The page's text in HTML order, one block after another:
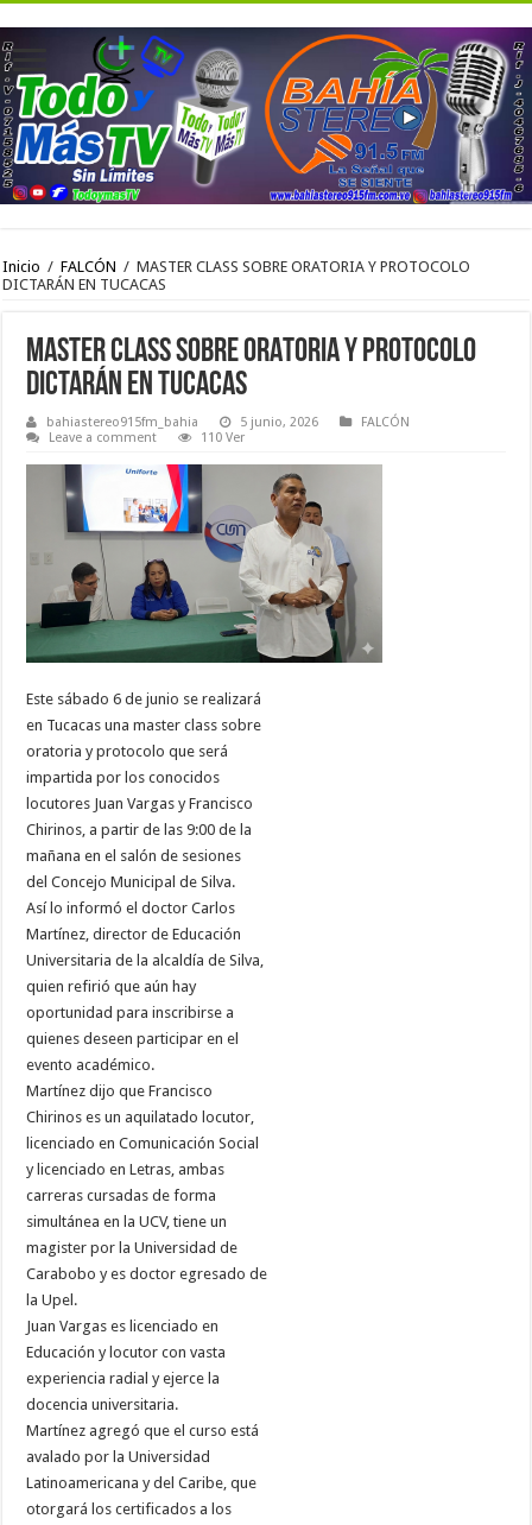
Inicio / FALCÓN / MASTER CLASS SOBRE ORATORIA Y PROTOCOLO
DICTARÁN EN TUCACAS
MASTER CLASS SOBRE ORATORIA Y PROTOCOLO
DICTARÁN EN TUCACAS
bahiastereo915fm_bahia 5 junio, 2026
FALCÓN
Leave a comment
110 Ver
Este sábado 6 de junio se realizará
en Tucacas una master class sobre
oratoria y protocolo que será
impartida por los conocidos
locutores Juan Vargas y Francisco
Chirinos, a partir de las 9:00 de la
mañana en el salón de sesiones
del Concejo Municipal de Silva.
Así lo informó el doctor Carlos
Martínez, director de Educación
Universitaria de la alcaldía de Silva,
quien refirió que aún hay
oportunidad para inscribirse a
quienes deseen participar en el
evento académico.
Martínez dijo que Francisco
Chirinos es un aquilatado locutor,
licenciado en Comunicación Social
y licenciado en Letras, ambas
carreras cursadas de forma
simultánea en la UCV, tiene un
magister por la Universidad de
Carabobo y es doctor egresado de
la Upel.
Juan Vargas es licenciado en
Educación y locutor con vasta
experiencia radial y ejerce la
docencia universitaria.
Martínez agregó que el curso está
avalado por la Universidad
Latinoamericana y del Caribe, que
otorgará los certificados a los